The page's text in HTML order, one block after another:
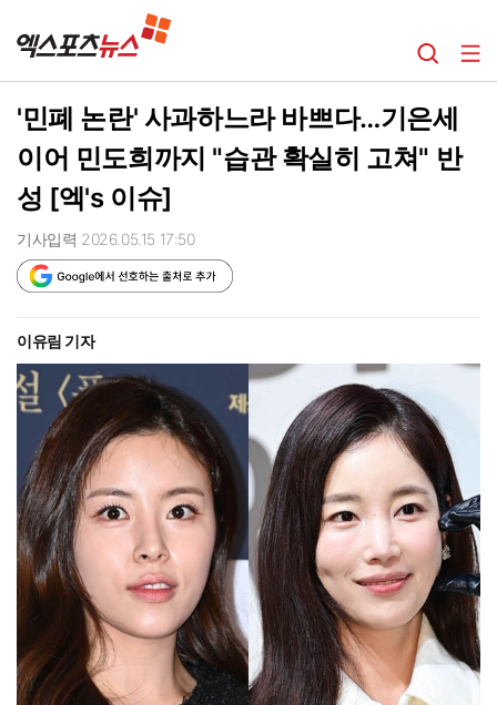
'민폐 논란' 사과하느라 바쁘다…기은세
이어 민도희까지 "습관 확실히 고쳐" 반
성 [엑's 이슈]
기사입력 2026.05.15 17:50
이유림 기자